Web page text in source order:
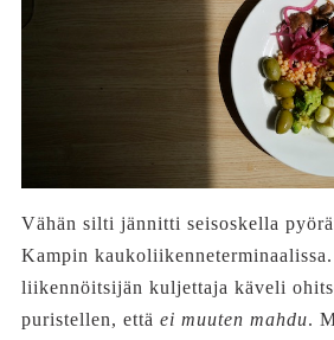
Vähän silti jännitti seisoskella
Kampin
liikennöitsijän kuljettaja käveli
puristellen, että ei muuten mahdu.